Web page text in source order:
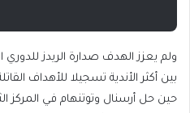
ولم يعزز الهدف صدارة الريدز